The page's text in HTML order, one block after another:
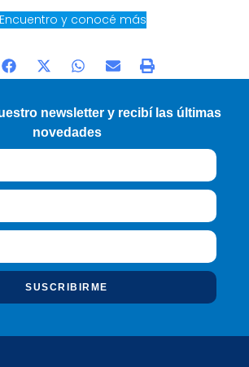
y conocé más
newsletter y recibí las últimas
novedades
SUSCRIBIRME